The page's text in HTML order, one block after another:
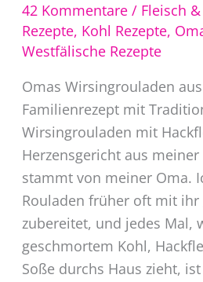
42 Kommentare / Fleisch
Rezepte, Kohl Rezepte,
Westfälische Rezepte
Omas Wirsingrouladen
Familienrezept mit
Wirsingrouladen mit
Herzensgericht aus
stammt von meiner Oma.
Rouladen früher oft mit ihr
zubereitet, und jedes Mal,
geschmortem Kohl,
Soße durchs Haus zieht, ist